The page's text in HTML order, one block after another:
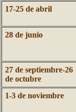
17-25 de abril
28 de junio
27 de septiembre-26
de octubre
1-3 de noviembre